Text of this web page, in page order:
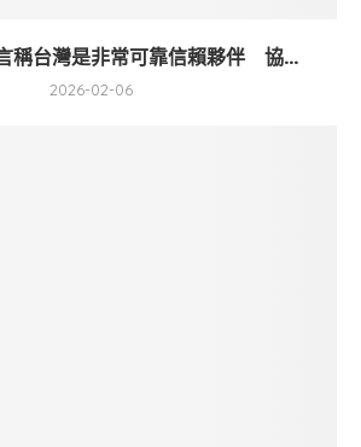
稱台灣是非常可靠信賴夥伴 協...
2026-02-06